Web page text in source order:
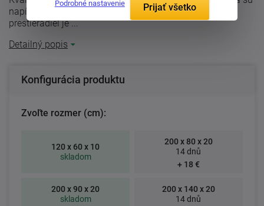
napínacie, opatrené gumou v tunelíku. K výrobe týchto
prestieradiel je ...
Detailný popis
Konfigurácia produktu
Zvoľte rozmer (cm):
120 x 60 x 10
skladom
200 x 80 x 20
14 dnů
+ 18 €
200 x 90 x 20
skladom
200 x 140 x 20
14 dnů
Podrobné nastavenie Prijať všetko